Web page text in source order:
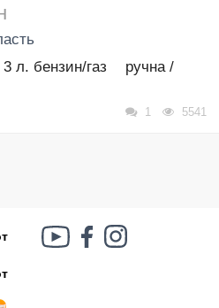
корабель, іди нах..й!
3 л. бензин/газ
ручна /
1 5541